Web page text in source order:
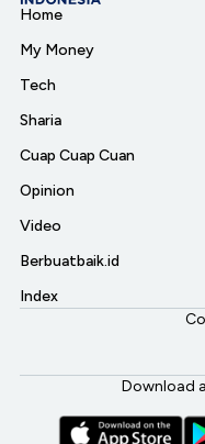
Home
My Money
Tech
Sharia
Cuap Cuap Cuan
Opinion
Video
Berbuatbaik.id
Index
Download